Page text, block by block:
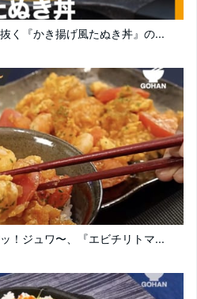
く『かき揚げ風たぬき丼』の...
！ジュワ〜、『エビチリトマ...